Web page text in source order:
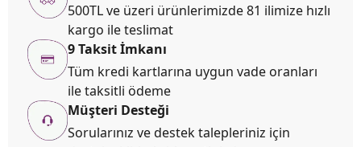
500TL ve üzeri ürünlerimizde 81 ilimize hızlı
kargo ile teslimat
9 Taksit İmkanı
Tüm kredi kartlarına uygun vade oranları
ile taksitli ödeme
Müşteri Desteği
Sorularınız ve destek talepleriniz için